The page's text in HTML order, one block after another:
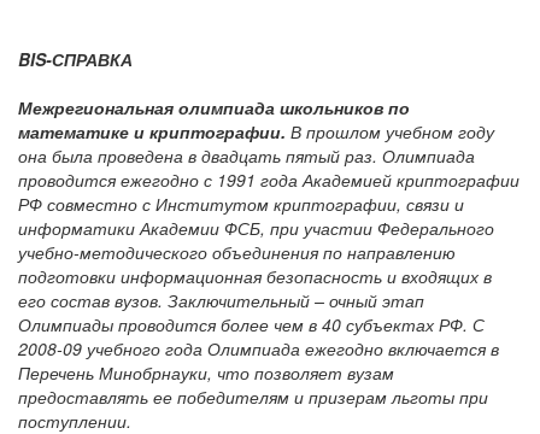
BIS-СПРАВКА
Межрегиональная олимпиада школьников по
математике и криптографии. В прошлом учебном году
она была проведена в двадцать пятый раз. Олимпиада
проводится ежегодно с 1991 года Академией криптографии
РФ совместно с Институтом криптографии, связи и
информатики Академии ФСБ, при участии Федерального
учебно-методического объединения по направлению
подготовки информационная безопасность и входящих в
его состав вузов. Заключительный – очный этап
Олимпиады проводится более чем в 40 субъектах РФ. С
2008-09 учебного года Олимпиада ежегодно включается в
Перечень Минобрнауки, что позволяет вузам
предоставлять ее победителям и призерам льготы при
поступлении.